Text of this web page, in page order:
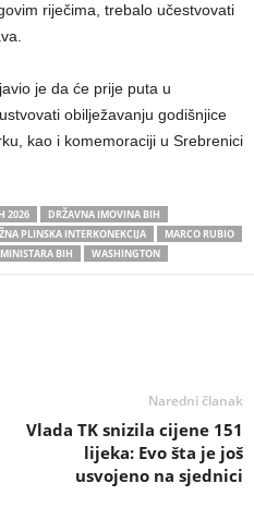
riječima, trebalo učestvovati
je da će prije puta u
obilježavanju godišnjice
kao i komemoraciji u Srebrenici
2026
DRŽAVNA IMOVINA BIH
PLINSKA INTERKONEKCIJA
MARCO RUBIO
MINISTARA BIH WASHINGTON
Naredni članak
Vlada TK snizila cijene 151
lijeka: Evo šta je još
usvojeno na sjednici